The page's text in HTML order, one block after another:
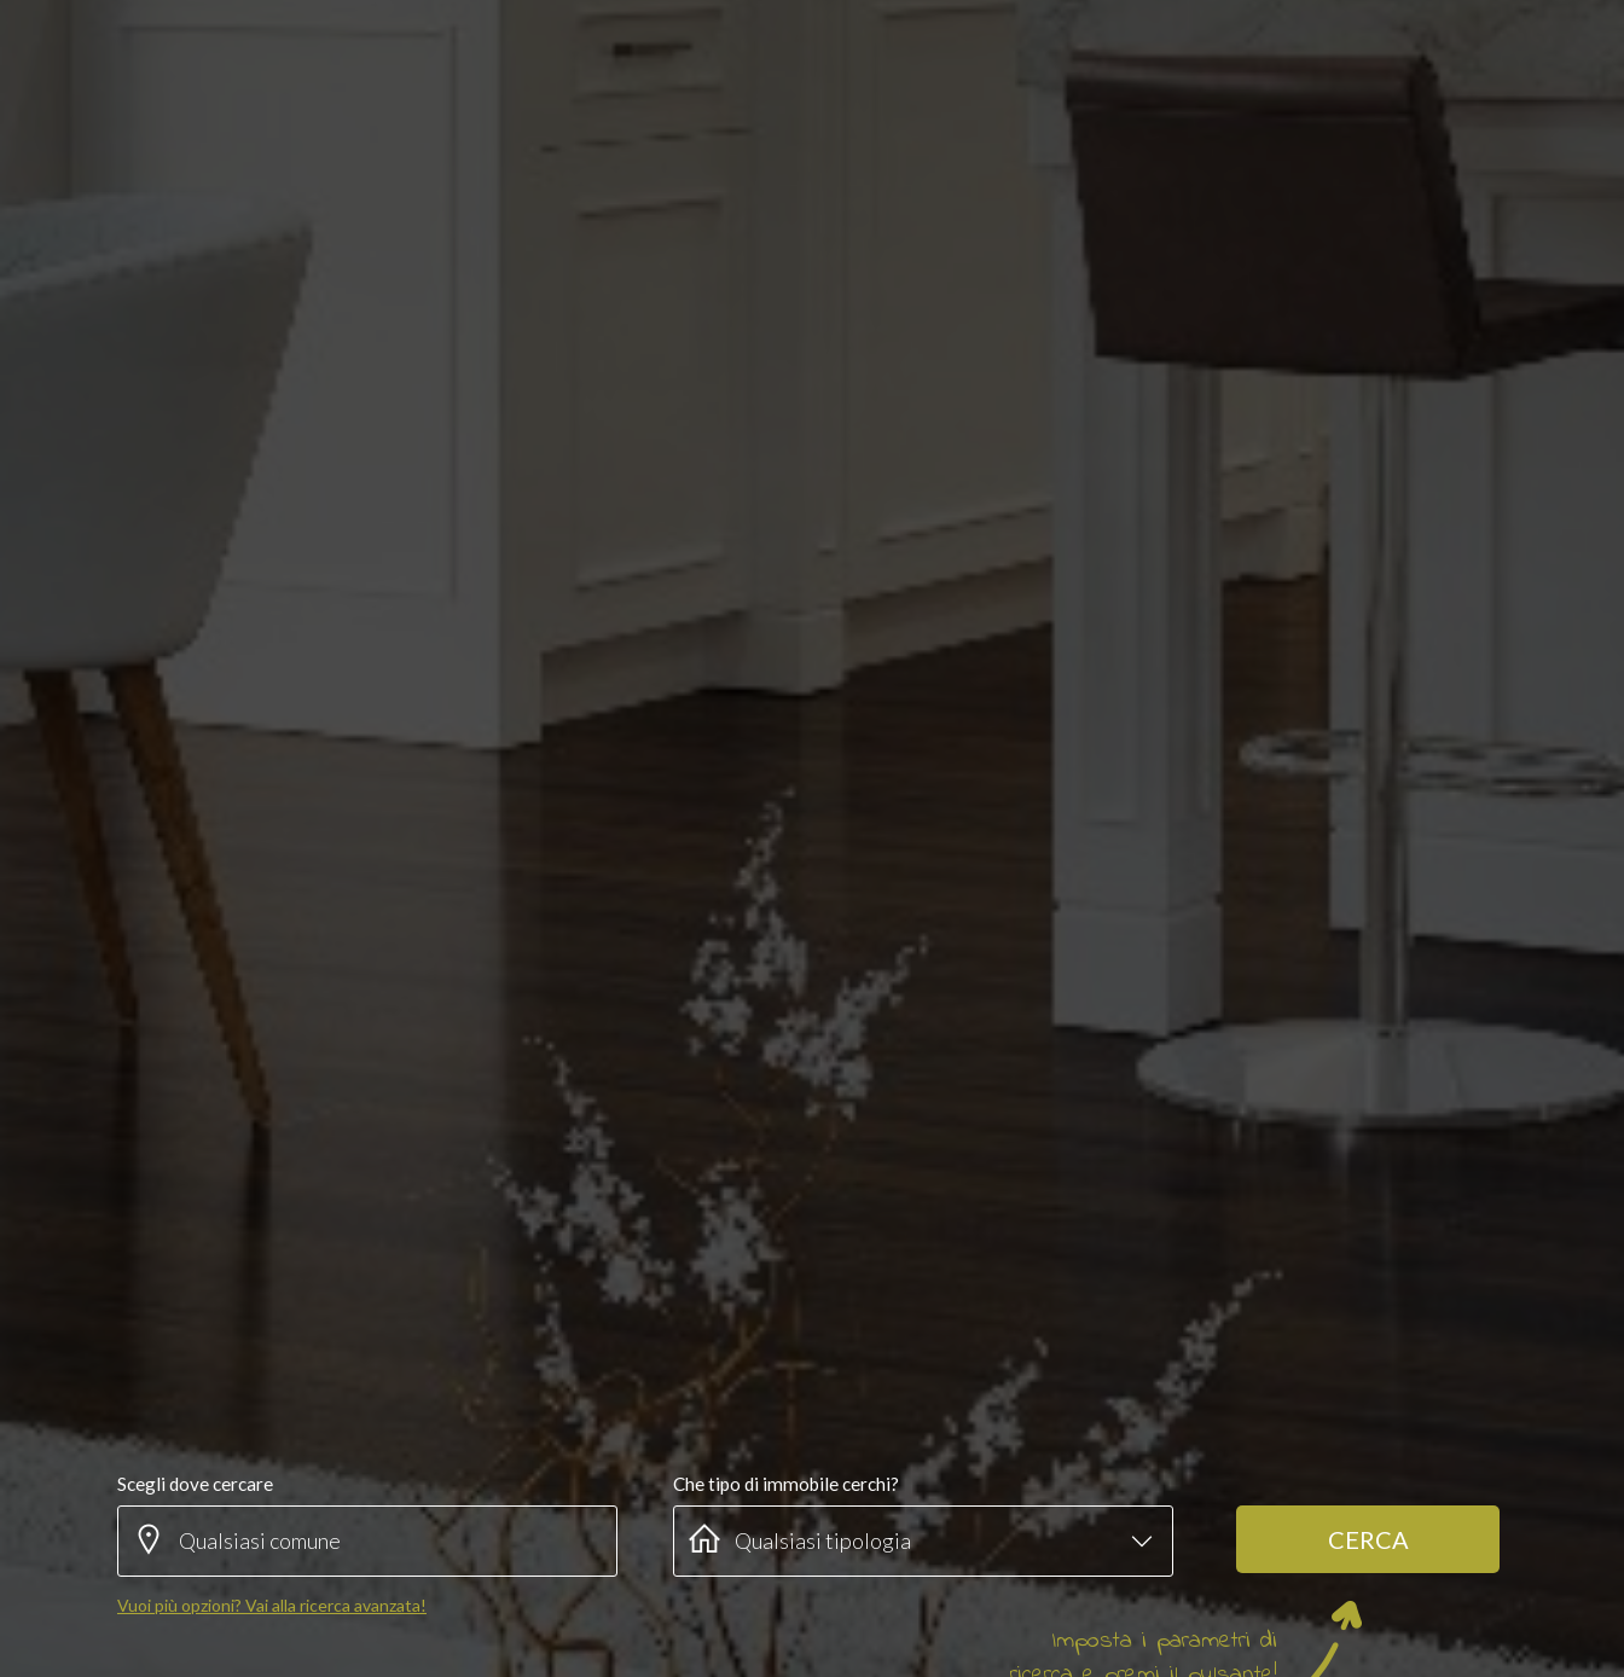
Scegli dove cercare Che tipo di immobile cerchi?
CERCA
Imposta i parametri di
Vuoi più opzioni? Vai alla ricerca avanzata!